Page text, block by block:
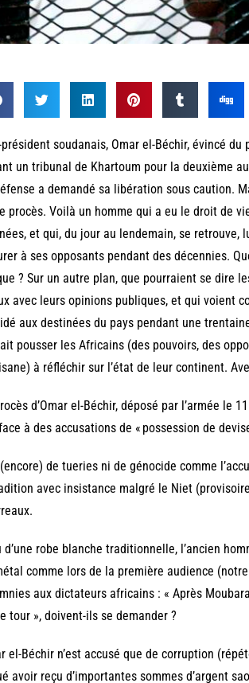
président soudanais, Omar el-Béchir, évincé
un tribunal de Khartoum pour la deuxième
a demandé sa libération sous caution.
procès. Voilà un homme qui a eu le droit de
et qui, du jour au lendemain, se
à ses opposants pendant des décennies.
? Sur un autre plan, que pourraient se dire
avec leurs opinions publiques, et qui voient
aux destinées du pays pendant une
pousser les Africains (des pouvoirs, des
à réfléchir sur l’état de leur continent.
d’Omar el-Béchir, déposé par l’armée le
à des accusations de « possession de
de tueries ni de génocide comme
avec insistance malgré le Niet
d’une robe blanche traditionnelle, l’ancien
comme lors de la première audience
aux dictateurs africains : « Après
tour », doivent-ils se demander ?
el-Béchir n’est accusé que de corruption
avoir reçu d’importantes sommes d’argent